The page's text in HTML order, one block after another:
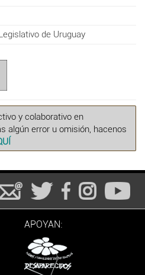
de Uruguay
y colaborativo en
algún error u omisión, hacenos
APOYAN: